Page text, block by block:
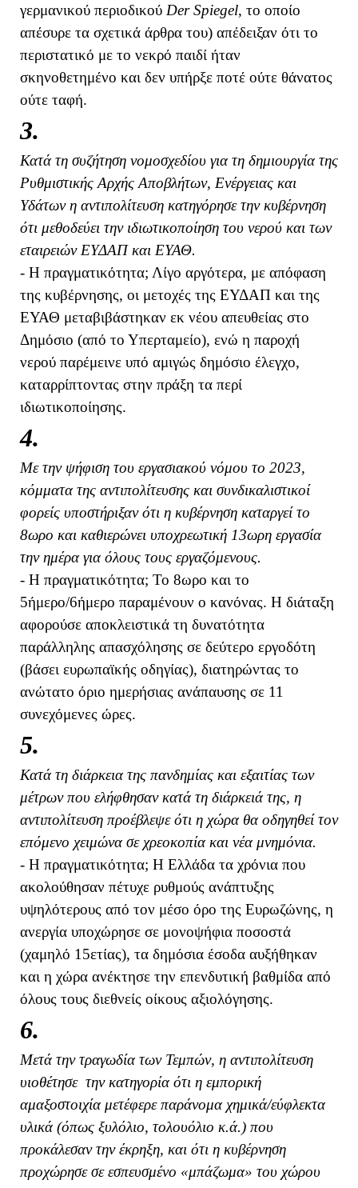
γερμανικού περιοδικού Der Spiegel, το οποίο
απέσυρε τα σχετικά άρθρα του) απέδειξαν ότι το
περιστατικό με το νεκρό παιδί ήταν
σκηνοθετημένο και δεν υπήρξε ποτέ ούτε θάνατος
ούτε ταφή.
3.
Κατά τη συζήτηση νομοσχεδίου για τη δημιουργία της
Ρυθμιστικής Αρχής Αποβλήτων, Ενέργειας και
Υδάτων η αντιπολίτευση κατηγόρησε την κυβέρνηση
ότι μεθοδεύει την ιδιωτικοποίηση του νερού και των
εταιρειών ΕΥΔΑΠ και ΕΥΑΘ.
- Η πραγματικότητα; Λίγο αργότερα, με απόφαση
της κυβέρνησης, οι μετοχές της ΕΥΔΑΠ και της
ΕΥΑΘ μεταβιβάστηκαν εκ νέου απευθείας στο
Δημόσιο (από το Υπερταμείο), ενώ η παροχή
νερού παρέμεινε υπό αμιγώς δημόσιο έλεγχο,
καταρρίπτοντας στην πράξη τα περί
ιδιωτικοποίησης.
4.
Με την ψήφιση του εργασιακού νόμου το 2023,
κόμματα της αντιπολίτευσης και συνδικαλιστικοί
φορείς υποστήριξαν ότι η κυβέρνηση καταργεί το
8ωρο και καθιερώνει υποχρεωτική 13ωρη εργασία
την ημέρα για όλους τους εργαζόμενους.
- Η πραγματικότητα; Το 8ωρο και το
5ήμερο/6ήμερο παραμένουν ο κανόνας. Η διάταξη
αφορούσε αποκλειστικά τη δυνατότητα
παράλληλης απασχόλησης σε δεύτερο εργοδότη
(βάσει ευρωπαϊκής οδηγίας), διατηρώντας το
ανώτατο όριο ημερήσιας ανάπαυσης σε 11
συνεχόμενες ώρες.
5.
Κατά τη διάρκεια της πανδημίας και εξαιτίας των
μέτρων που ελήφθησαν κατά τη διάρκειά της, η
αντιπολίτευση προέβλεψε ότι η χώρα θα οδηγηθεί τον
επόμενο χειμώνα σε χρεοκοπία και νέα μνημόνια.
- Η πραγματικότητα; Η Ελλάδα τα χρόνια που
ακολούθησαν πέτυχε ρυθμούς ανάπτυξης
υψηλότερους από τον μέσο όρο της Ευρωζώνης, η
ανεργία υποχώρησε σε μονοψήφια ποσοστά
(χαμηλό 15ετίας), τα δημόσια έσοδα αυξήθηκαν
και η χώρα ανέκτησε την επενδυτική βαθμίδα από
όλους τους διεθνείς οίκους αξιολόγησης.
6.
Μετά την τραγωδία των Τεμπών, η αντιπολίτευση
υιοθέτησε την κατηγορία ότι η εμπορική
αμαξοστοιχία μετέφερε παράνομα χημικά/εύφλεκτα
υλικά (όπως ξυλόλιο, τολουόλιο κ.ά.) που
προκάλεσαν την έκρηξη, και ότι η κυβέρνηση
προχώρησε σε εσπευσμένο «μπάζωμα» του χώρου